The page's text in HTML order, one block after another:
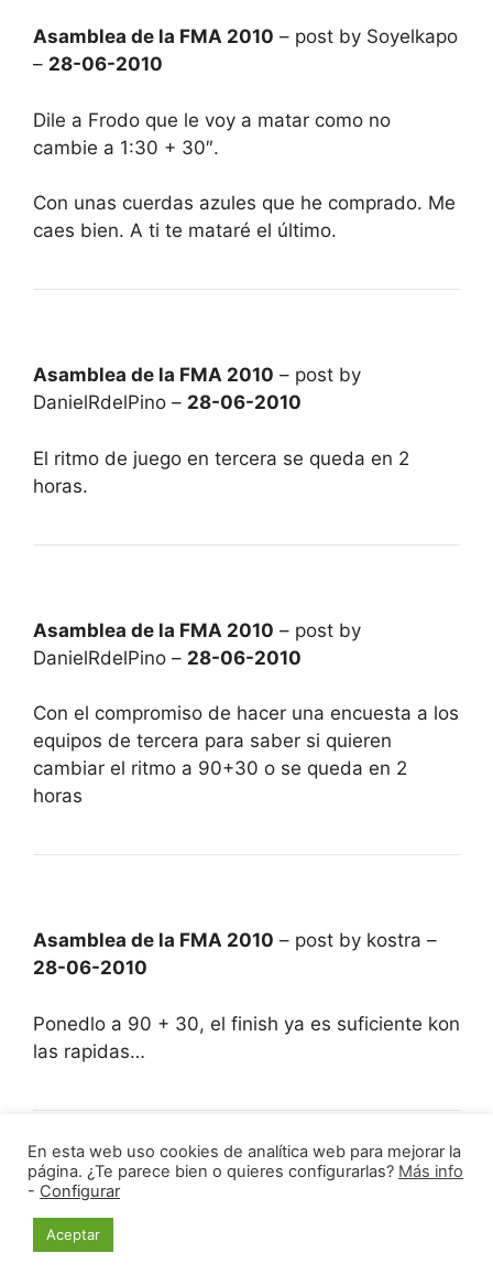
Asamblea de la FMA 2010 – post by Soyelkapo
– 28-06-2010
Dile a Frodo que le voy a matar como no
cambie a 1:30 + 30″.
Con unas cuerdas azules que he comprado. Me
caes bien. A ti te mataré el último.
Asamblea de la FMA 2010 – post by
DanielRdelPino – 28-06-2010
El ritmo de juego en tercera se queda en 2
horas.
Asamblea de la FMA 2010 – post by
DanielRdelPino – 28-06-2010
Con el compromiso de hacer una encuesta a los
equipos de tercera para saber si quieren
cambiar el ritmo a 90+30 o se queda en 2
horas
Asamblea de la FMA 2010 – post by kostra –
28-06-2010
Ponedlo a 90 + 30, el finish ya es suficiente kon
las rapidas…
Asamblea de la FMA 2010
28-06-2010
En esta web uso cookies de analítica web para mejorar la
página. ¿Te parece bien o quieres configurarlas? Más info
- Configurar
Aceptar